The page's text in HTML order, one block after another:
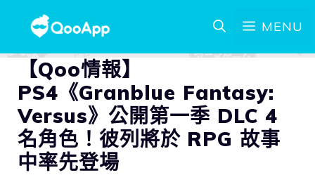
MENU
【Qoo情報】
PS4《Granblue Fantasy:
Versus》公開第一季 DLC 4
名角色！彼列將於 RPG 故事
中率先登場